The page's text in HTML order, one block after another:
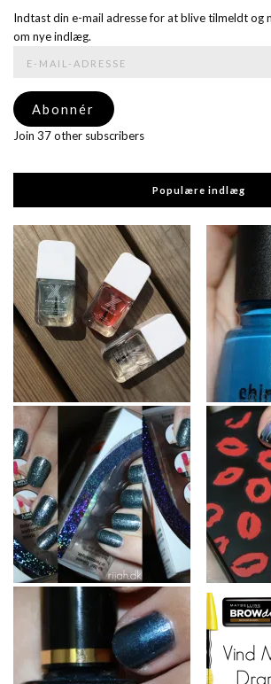
Indtast din e-mail adresse for at blive tilmeldt og
om nye indlæg.
adresse
Abonnér
Join 37 other subscribers
Populære indlæg